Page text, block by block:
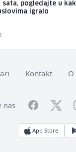
sata, pogledajte u
igralo
Kontakt
nas FacebookTwitter
App Store